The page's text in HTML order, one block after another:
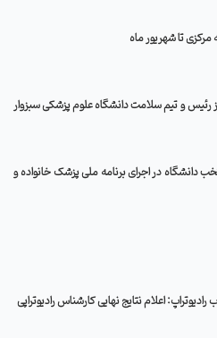
تا شهریور ماه
رئیس و تیم سلامت دانشگاه علوم پزشکی سبزوار
دانشگاه در اجرای برنامه ملی پزشک خانواده و